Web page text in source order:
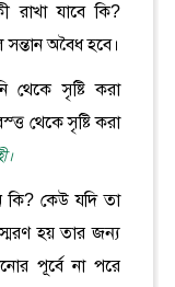
রাখা যাবে কি?
অবৈধ হবে।
থেকে সৃষ্টি করা
থেকে সৃষ্টি করা
কি? কেউ যদি তা
হয় তার জন্য
পূর্বে না পরে